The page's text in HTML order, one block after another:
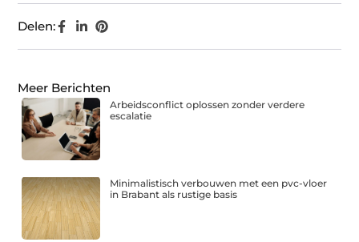
Delen:
Meer Berichten
Arbeidsconflict oplossen zonder verdere
escalatie
Minimalistisch verbouwen met een pvc-vloer
in Brabant als rustige basis